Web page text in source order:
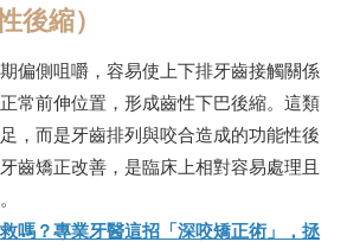
後縮）
偏側咀嚼，容易使上下排牙齒接觸關係
常前伸位置，形成齒性下巴後縮。這類
，而是牙齒排列與咬合造成的功能性後
齒矯正改善，是臨床上相對容易處理且
嗎？專業牙醫這招「深咬矯正術」，拯